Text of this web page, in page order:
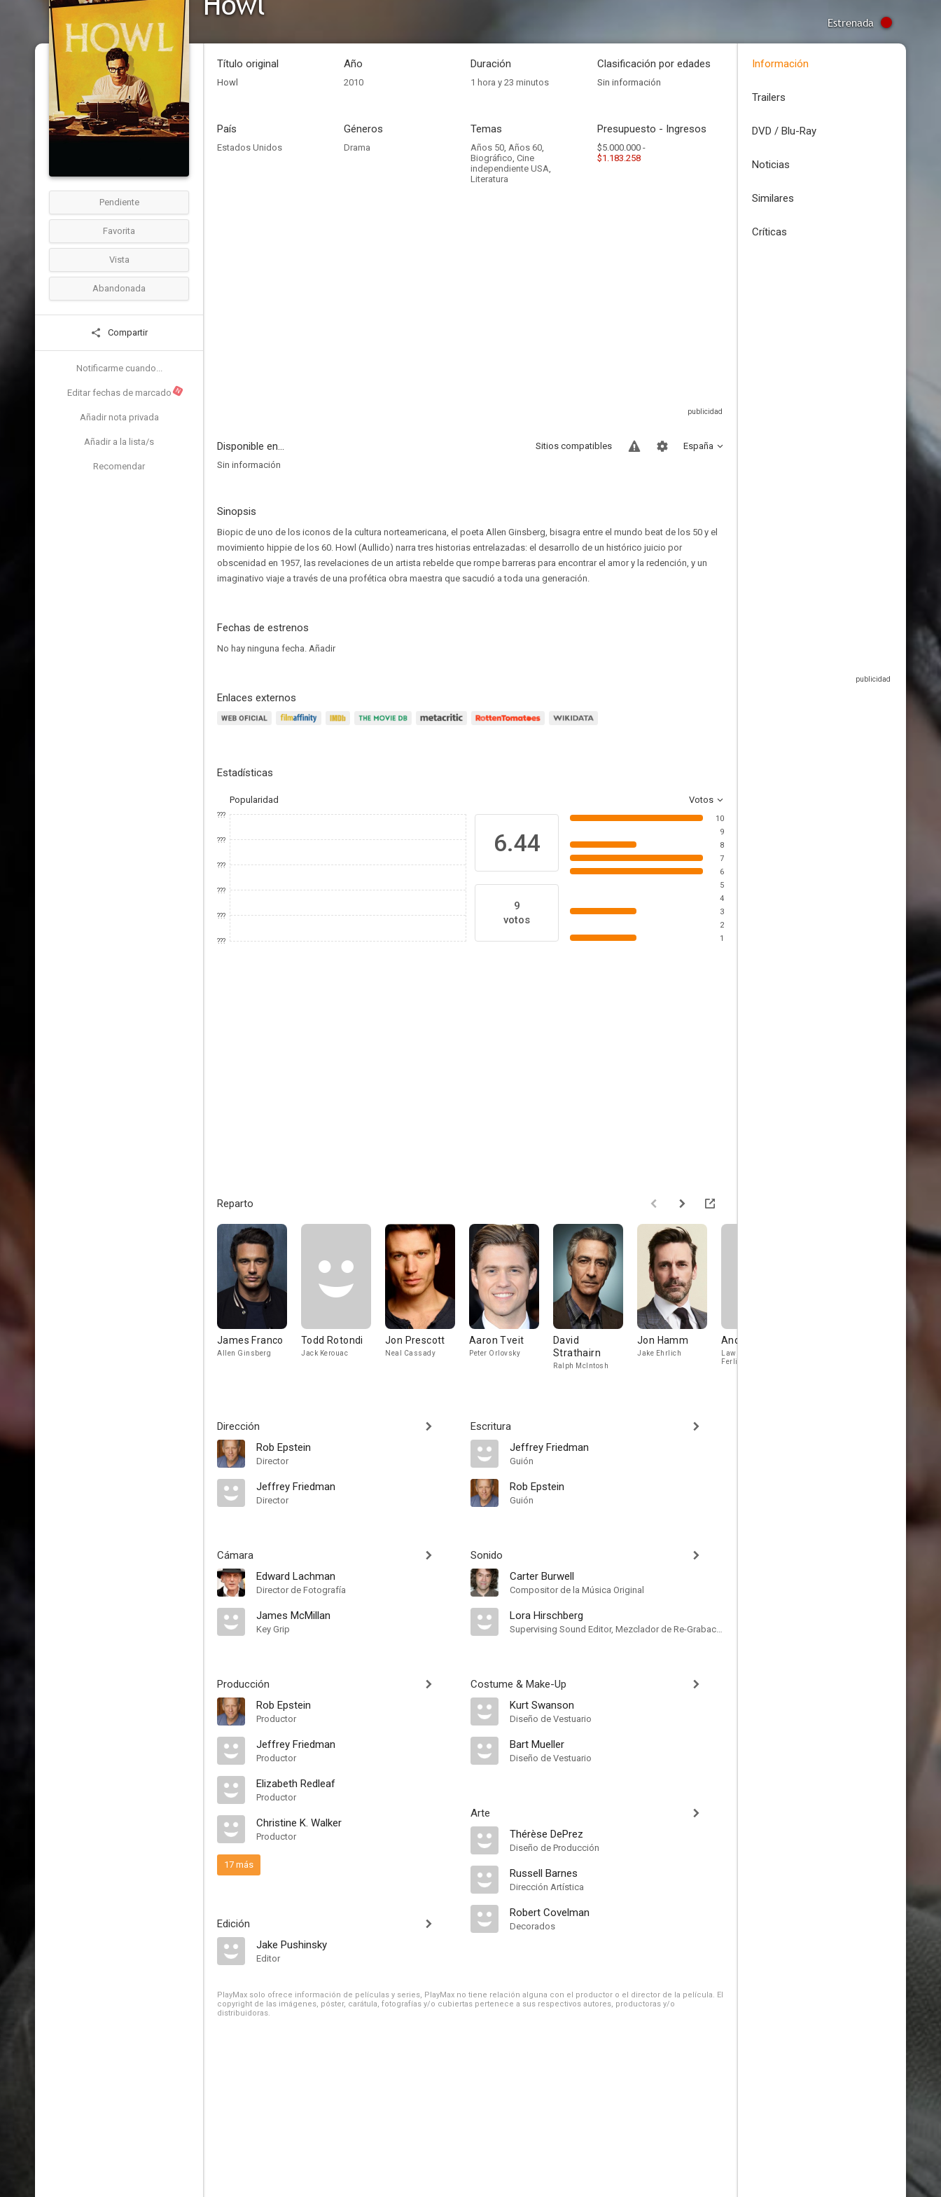
Estrenada
Pendiente
Favorita
Vista
Abandonada
Compartir
Notificarme cuando...
Editar fechas de marcado N
Añadir nota privada
Añadir a la lista/s
Recomendar
Título original
Howl
Año
2010
Duración
1 hora y 23 minutos
Clasificación por edades
Sin información
País
Estados Unidos
Géneros
Drama
Temas
Años 50, Años 60,
Biográfico, Cine
independiente USA,
Literatura
Presupuesto - Ingresos
$5.000.000 -
$1.183.258
Disponible en... España
Sitios compatibles
Sin información
Sinopsis
Biopic de uno de los iconos de la cultura norteamericana, el poeta Allen Ginsberg, bisagra entre el mundo beat de los 50 y el
movimiento hippie de los 60. Howl (Aullido) narra tres historias entrelazadas: el desarrollo de un histórico juicio por
obscenidad en 1957, las revelaciones de un artista rebelde que rompe barreras para encontrar el amor y la redención, y un
imaginativo viaje a través de una profética obra maestra que sacudió a toda una generación.
Fechas de estrenos
No hay ninguna fecha. Añadir
Enlaces externos
Estadísticas
Popularidad Votos
???
???
???
???
???
???
6.44
9
votos
10
9
8
7
6
5
4
3
2
1
Reparto
James Franco
Allen Ginsberg
Todd Rotondi
Jack Kerouac
Jon Prescott
Neal Cassady
Aaron Tveit
Peter Orlovsky
David
Strathairn
Ralph McIntosh
Jon Hamm
Jake Ehrlich
Andrew Rogers
Lawrence
Ferlinghetti
Dirección
Rob Epstein
Director
Jeffrey Friedman
Director
Cámara
Edward Lachman
Director de Fotografía
James McMillan
Key Grip
Producción
Rob Epstein
Productor
Jeffrey Friedman
Productor
Elizabeth Redleaf
Productor
Christine K. Walker
Productor
17 más
Edición
Jake Pushinsky
Editor
Escritura
Jeffrey Friedman
Guión
Rob Epstein
Guión
Sonido
Carter Burwell
Compositor de la Música Original
Lora Hirschberg
Supervising Sound Editor, Mezclador de Re-Grabación de Sonido
Costume & Make-Up
Kurt Swanson
Diseño de Vestuario
Bart Mueller
Diseño de Vestuario
Arte
Thérèse DePrez
Diseño de Producción
Russell Barnes
Dirección Artística
Robert Covelman
Decorados
PlayMax solo ofrece información de películas y series, PlayMax no tiene relación alguna con el productor o el director de la película. El
copyright de las imágenes, póster, carátula, fotografías y/o cubiertas pertenece a sus respectivos autores, productoras y/o
distribuidoras.
Información
Trailers
DVD / Blu-Ray
Noticias
Similares
Críticas